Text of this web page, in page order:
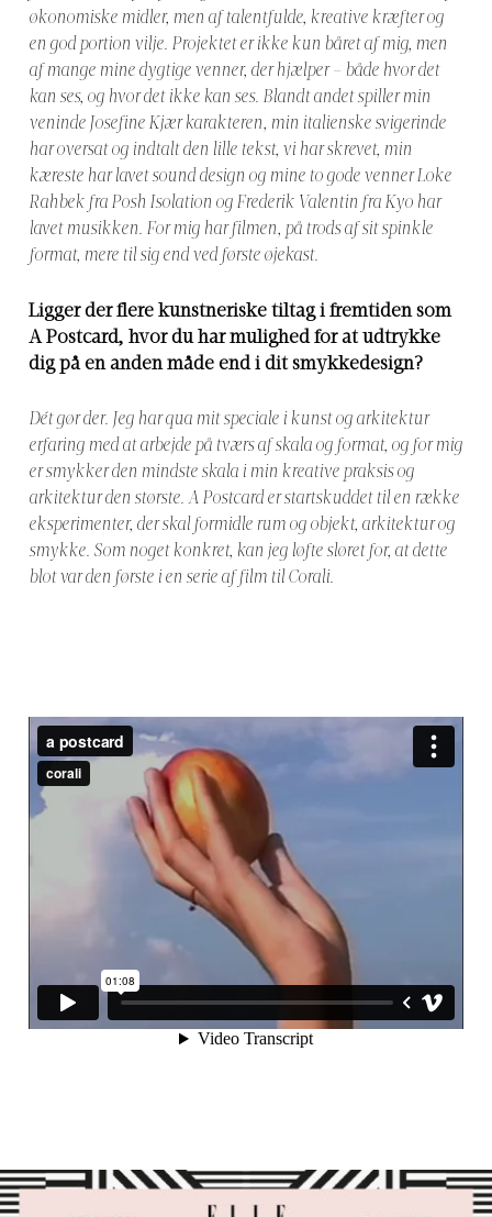
økonomiske midler, men af talentfulde, kreative kræfter og
en god portion vilje. Projektet er ikke kun båret af mig, men
af mange mine dygtige venner, der hjælper – både hvor det
kan ses, og hvor det ikke kan ses. Blandt andet spiller min
veninde Josefine Kjær karakteren, min italienske svigerinde
har oversat og indtalt den lille tekst, vi har skrevet, min
kæreste har lavet sound design og mine to gode venner Loke
Rahbek fra Posh Isolation og Frederik Valentin fra Kyo har
lavet musikken. For mig har filmen, på trods af sit spinkle
format, mere til sig end ved første øjekast.
Ligger der flere kunstneriske tiltag i fremtiden som
A Postcard, hvor du har mulighed for at udtrykke
dig påen anden måde end i dit smykkedesign?
Dét gør der. Jeg har qua mit speciale i kunst og arkitektur
erfaring med at arbejde på tværs af skala og format, og for mig
er smykker den mindste skala i min kreative praksis og
arkitektur den største. A Postcard er startskuddet til en række
eksperimenter, der skal formidle rum og objekt, arkitektur og
smykke. Som noget konkret, kan jeg løfte sløret for, at dette
blot var den første i en serie af film til Corali.